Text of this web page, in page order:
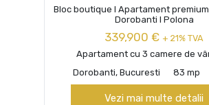
Bloc boutique I Apartament
Dorobanti I Polona
339,900 € + 21% TVA
Apartament cu 3 camere de
Dorobanti, Bucuresti
83 mp
Vezi mai multe detalii